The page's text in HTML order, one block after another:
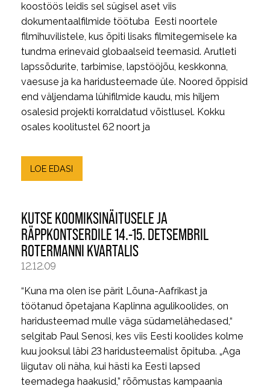
koostöös leidis sel sügisel aset viis
dokumentaalfilmide töötuba Eesti noortele
filmihuvilistele, kus õpiti lisaks filmitegemisele ka
tundma erinevaid globaalseid teemasid. Arutleti
lapssõdurite, tarbimise, lapstööjõu, keskkonna,
vaesuse ja ka haridusteemade üle. Noored õppisid
end väljendama lühifilmide kaudu, mis hiljem
osalesid projekti korraldatud võistlusel. Kokku
osales koolitustel 62 noort ja
LOE EDASI
KUTSE KOOMIKSINÄITUSELE JA
RÄPPKONTSERDILE 14.-15. DETSEMBRIL
ROTERMANNI KVARTALIS
12.12.09
“Kuna ma olen ise pärit Lõuna-Aafrikast ja
töötanud õpetajana Kaplinna agulikoolides, on
haridusteemad mulle väga südamelähedased,“
selgitab Paul Senosi, kes viis Eesti koolides kolme
kuu jooksul läbi 23 haridusteemalist õpituba. „Aga
liigutav oli näha, kui hästi ka Eesti lapsed
teemadega haakusid,” rõõmustas kampaania